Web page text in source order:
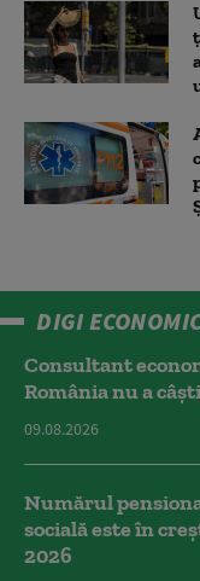
DIGI
Consultant
România nu a
09.08.2026
Numărul
socială este în
2026